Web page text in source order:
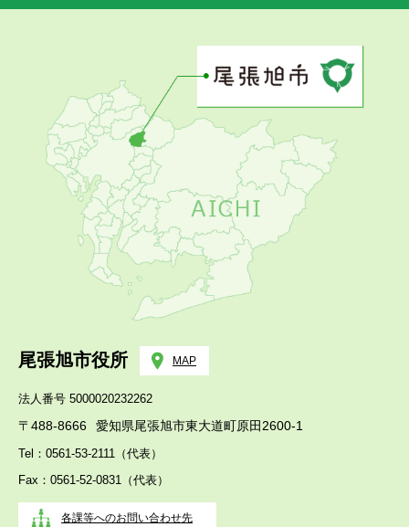
尾張旭市役所 MAP
法人番号 5000020232262
〒488-8666 愛知県尾張旭市東大道町原田2600-1
Tel：0561-53-2111（代表）
Fax：0561-52-0831（代表）
各課等へのお問い合わせ先